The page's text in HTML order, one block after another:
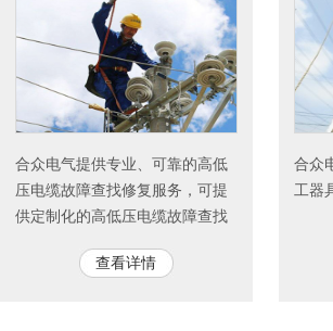
合众电气提供专业、可靠的高低
压电缆故障查找修复服务，可提
供定制化的高低压电缆故障查找
查看详情
合众
工器